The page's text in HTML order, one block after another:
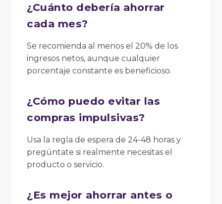
¿Cuánto debería ahorrar
cada mes?
Se recomienda al menos el 20% de los
ingresos netos, aunque cualquier
porcentaje constante es beneficioso.
¿Cómo puedo evitar las
compras impulsivas?
Usa la regla de espera de 24-48 horas y
pregúntate si realmente necesitas el
producto o servicio.
¿Es mejor ahorrar antes o